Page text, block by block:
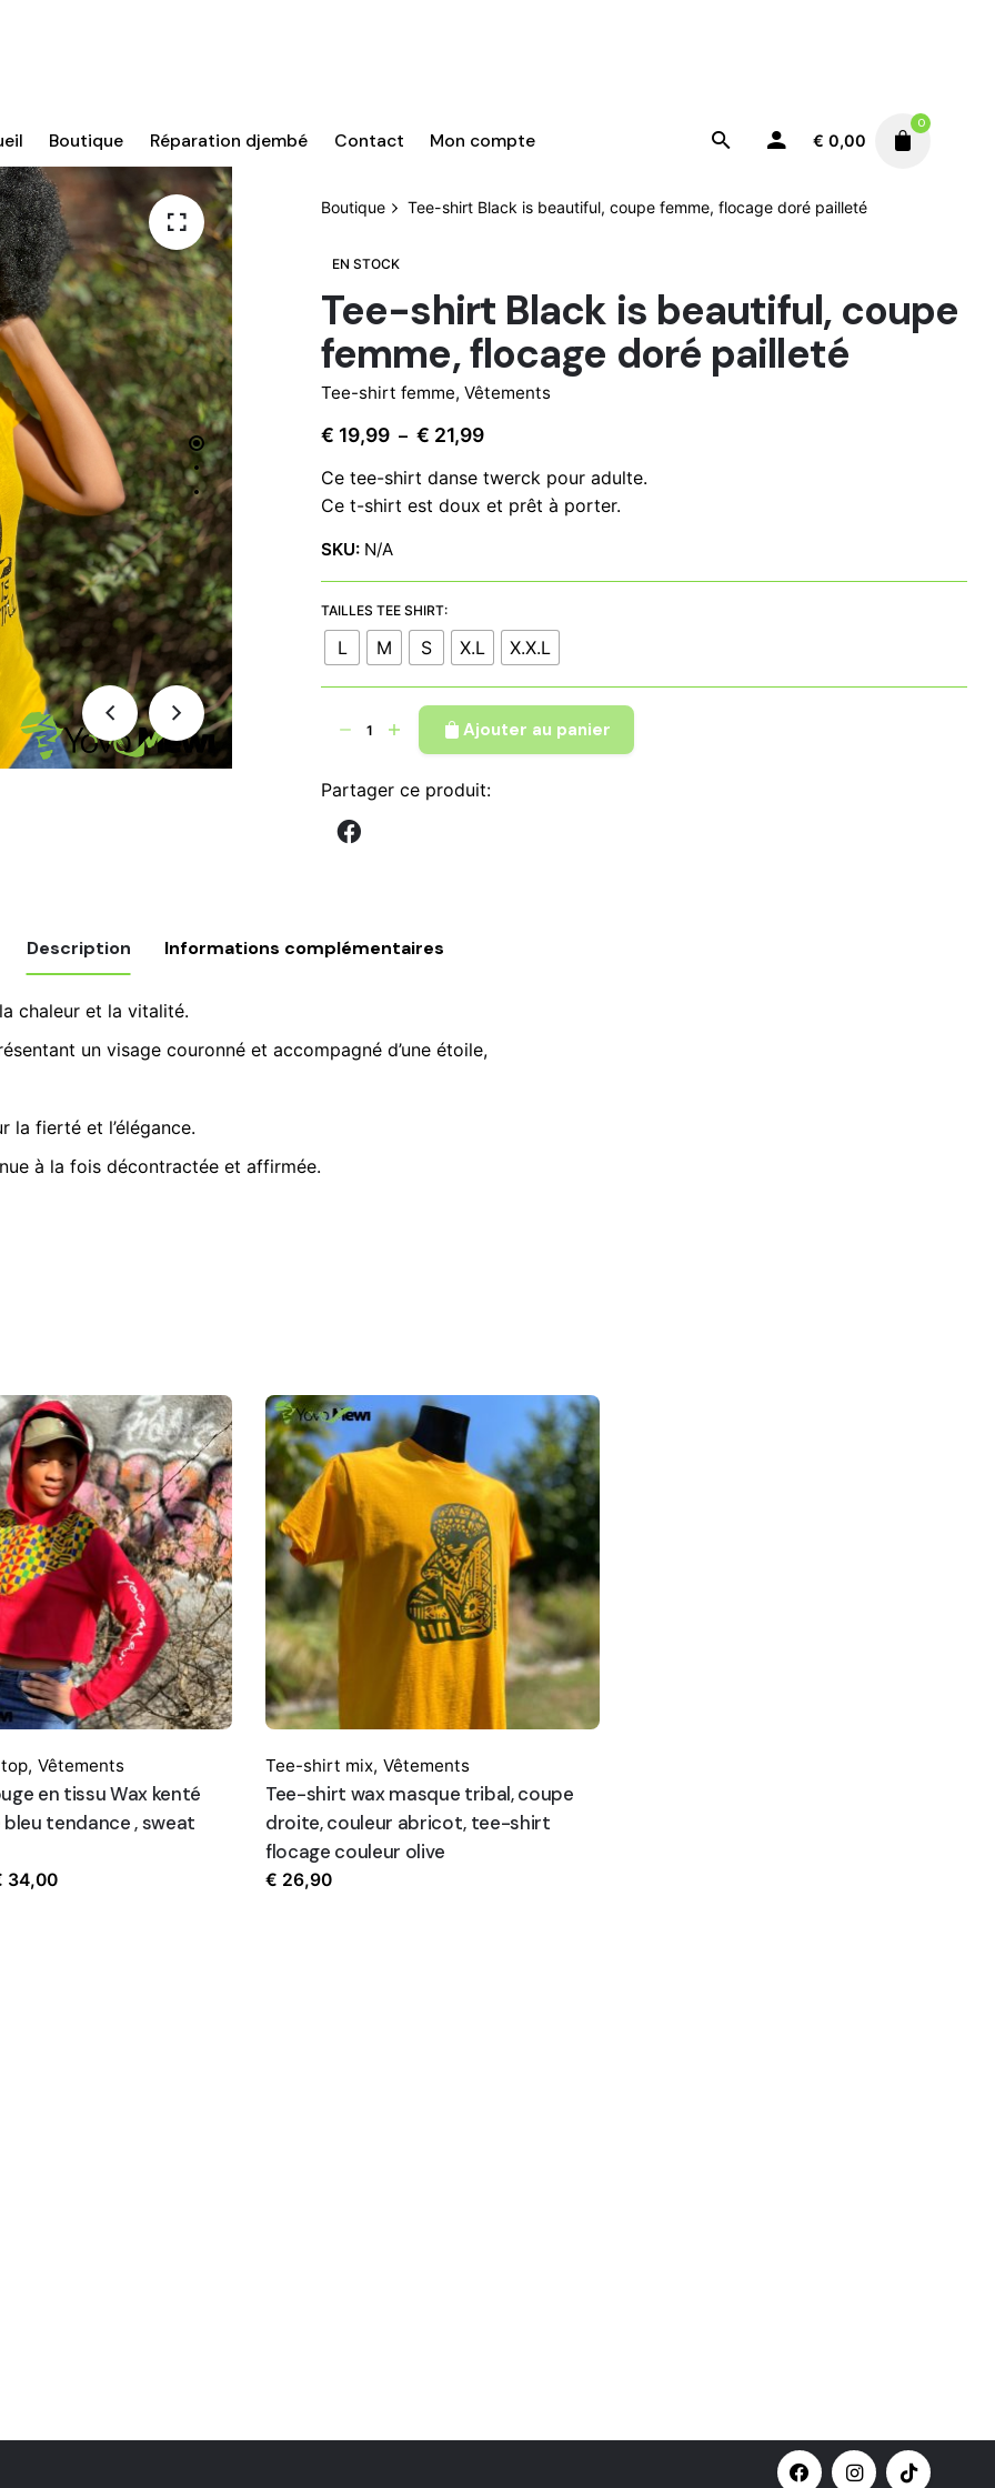
Boutique Réparation djembé Contact Mon compte € 0,00
0
Boutique Tee-shirt Black is beautiful, coupe femme, flocage doré pailleté
EN STOCK
Tee-shirt Black is beautiful, coupe
femme, flocage doré pailleté
Tee-shirt femme, Vêtements
€ 19,99 – € 21,99Plage
prix :
€ 19,99
Ce tee-shirt danse twerck pour adulte.
Ce t-shirt est doux et prêt à porter.
SKU: N/A
TAILLES TEE SHIRT:
L M S X.L X.X.L
shirt
Black
femme,
Ajouter au panier
Partager ce produit:
Description Informations complémentaires
chaleur et la vitalité.
un visage couronné et accompagné d’une étoile,
la fierté et l’élégance.
à la fois décontractée et affirmée.
, Vêtements
en tissu Wax kenté
tendance , sweat
34,00Plage
Tee-shirt mix, Vêtements
Tee-shirt wax masque tribal, coupe
droite, couleur abricot, tee-shirt
flocage couleur olive
€ 26,90